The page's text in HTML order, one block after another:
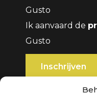
Gusto
Ik aanvaard de
Gusto